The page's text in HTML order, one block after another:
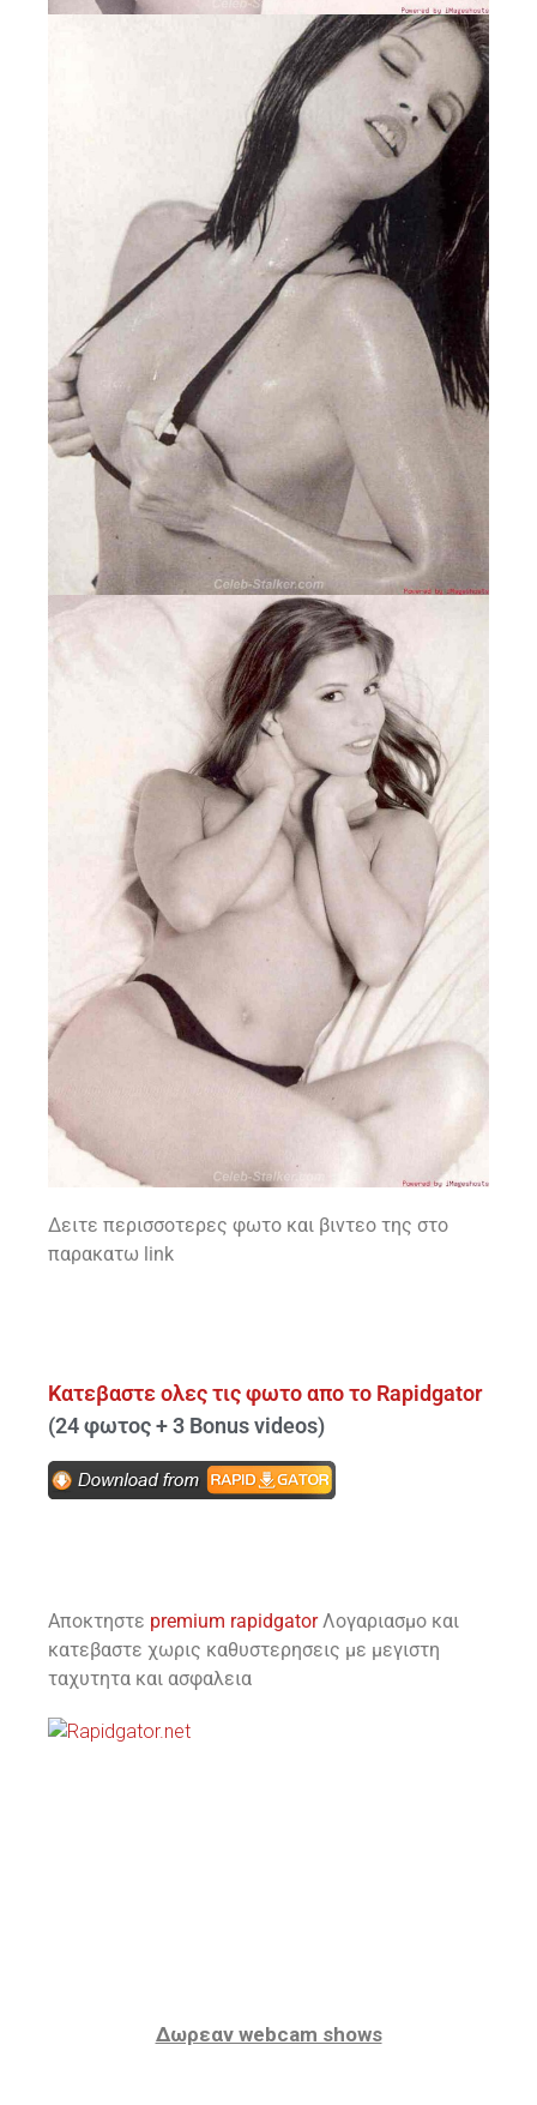
Δειτε περισσοτερες φωτο και βιντεο της στο
παρακατω link
Κατεβαστε ολες τις φωτο απο το Rapidgator
(24 φωτος + 3 Bonus videos)
Αποκτηστε premium rapidgatorΛογαριασμο και
κατεβαστε χωρις καθυστερησεις με μεγιστη
ταχυτητα και ασφαλεια
Δωρεαν webcam shows